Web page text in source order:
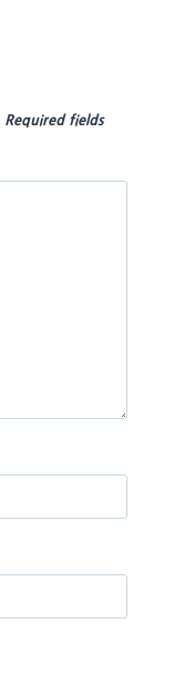
Required fields